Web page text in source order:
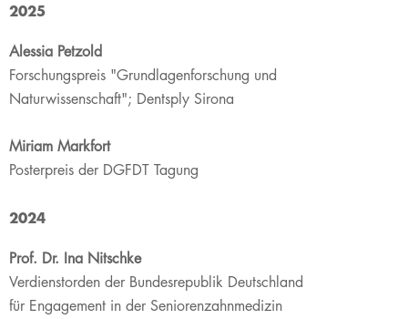
2025
Alessia Petzold
Forschungspreis "Grundlagenforschung und
Naturwissenschaft"; Dentsply Sirona
Miriam Markfort
Posterpreis der DGFDT Tagung
2024
Prof. Dr. Ina Nitschke
Verdienstorden der Bundesrepublik Deutschland
für Engagement in der Seniorenzahnmedizin